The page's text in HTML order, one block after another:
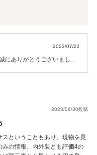
2023/07/23
にありがとうございまし
せていただきますので今後
2023/06/30投稿
ということもあり、現物を見
の情報。内外装とも評価4の